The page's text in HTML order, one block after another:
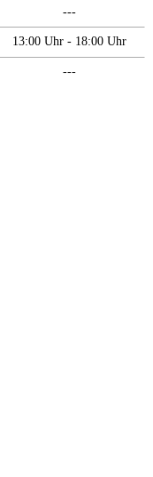
---
13:00 Uhr - 18:00 Uhr
---